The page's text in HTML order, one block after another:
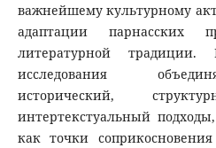
важнейшему культурному
адаптации парнасских
литературной традиции.
исследования
исторический,
интертекстуальный
как точки